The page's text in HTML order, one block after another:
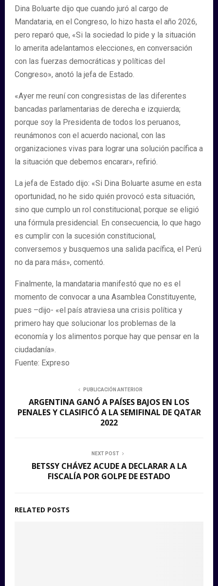
Dina Boluarte dijo que cuando juró al cargo de
Mandataria, en el Congreso, lo hizo hasta el año 2026,
pero reparó que, «Si la sociedad lo pide y la situación
lo amerita adelantamos elecciones, en conversación
con las fuerzas democráticas y políticas del
Congreso», anotó la jefa de Estado.
«Ayer me reuní con congresistas de las diferentes
bancadas parlamentarias de derecha e izquierda;
porque soy la Presidenta de todos los peruanos,
reunámonos con el acuerdo nacional, con las
organizaciones vivas para lograr una solución pacífica a
la situación que debemos encarar», refirió.
La jefa de Estado dijo: «Si Dina Boluarte asume en esta
oportunidad, no he sido quién provocó esta situación,
sino que cumplo un rol constitucional; porque se eligió
una fórmula presidencial. En consecuencia, lo que hago
es cumplir con la sucesión constitucional,
conversemos y busquemos una salida pacífica, el Perú
no da para más», comentó.
Finalmente, la mandataria manifestó que no es el
momento de convocar a una Asamblea Constituyente,
pues –dijo- «el país atraviesa una crisis política y
primero hay que solucionar los problemas de la
economía y los alimentos porque hay que pensar en la
ciudadanía».
Fuente: Expreso
PUBLICACIÓN ANTERIOR
ARGENTINA GANÓ A PAÍSES BAJOS EN LOS
PENALES Y CLASIFICÓ A LA SEMIFINAL DE QATAR
2022
NEXT POST
BETSSY CHÁVEZ ACUDE A DECLARAR A LA
FISCALÍA POR GOLPE DE ESTADO
RELATED POSTS